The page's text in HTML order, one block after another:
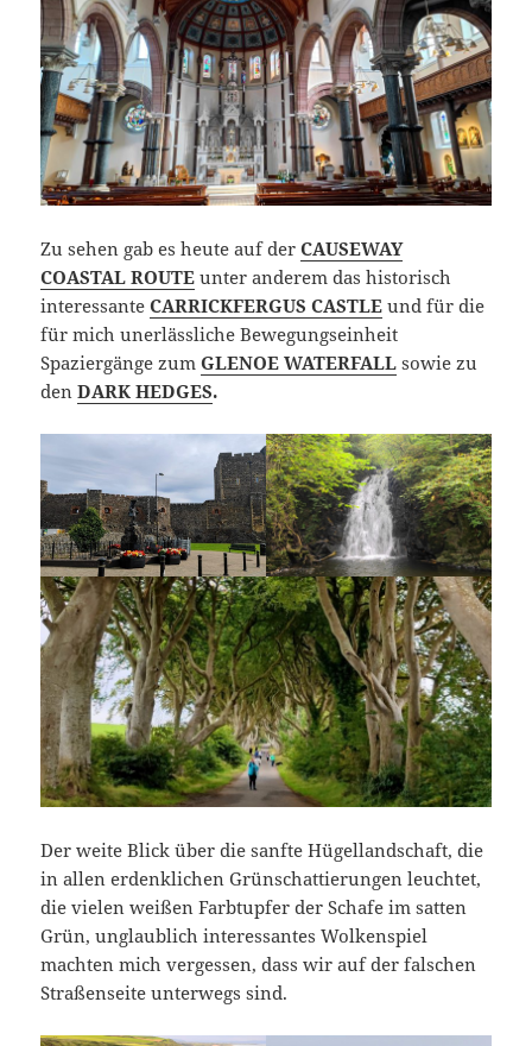
Zu sehen gab es heute auf derCAUSEWAY
COASTAL ROUTE unter anderem das historisch
interessanteCARRICKFERGUS CASTLE und für die
für mich unerlässliche Bewegungseinheit
Spaziergänge zumGLENOE WATERFALL sowie zu
denDARK HEDGES.
Der weite Blick über die sanfte Hügellandschaft, die
in allen erdenklichen Grünschattierungen leuchtet,
die vielen weißen Farbtupfer der Schafe im satten
Grün, unglaublich interessantes Wolkenspiel
machten mich vergessen, dass wir auf der falschen
Straßenseite unterwegs sind.